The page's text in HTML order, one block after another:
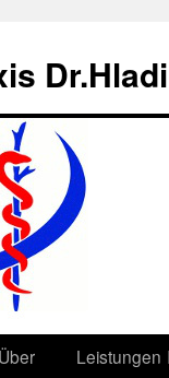
Über
Leistungen